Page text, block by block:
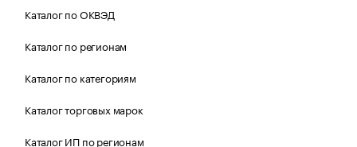
Каталог по ОКВЭД
Каталог по регионам
Каталог по категориям
Каталог торговых марок
Каталог ИП по регионам